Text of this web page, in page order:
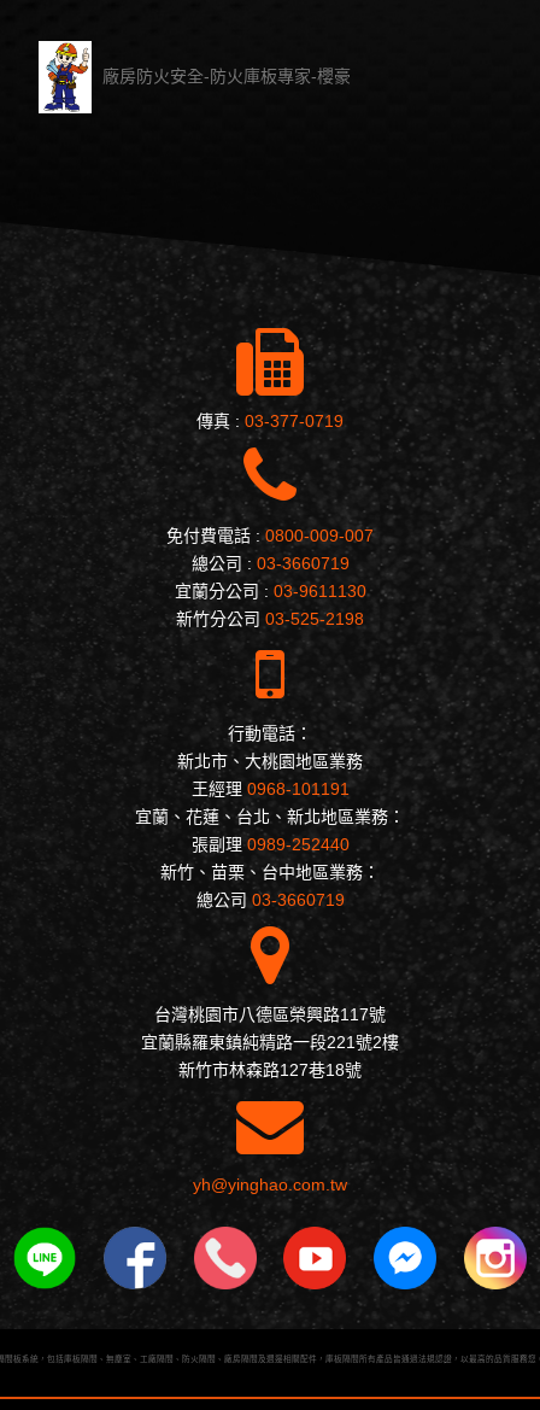
廠房防火安全-防火庫板專家-櫻豪
傳真 : 03-377-0719
免付費電話 :0800-009-007
總公司 : 03-3660719
宜蘭分公司 : 03-9611130
新竹分公司 03-525-2198
行動電話：
新北市、大桃園地區業務
王經理 0968-101191
宜蘭、花蓮、台北、新北地區業務：
張副理0989-252440
新竹、苗栗、台中地區業務：
總公司 03-3660719
台灣桃園市八德區榮興路117號
宜蘭縣羅東鎮純精路一段221號2樓
新竹市林森路127巷18號
yh@yinghao.com.tw
間板系統，包括庫板隔間、無塵室、工廠隔間、防火隔間、廠房隔間及週邊相關配件，庫板隔間所有產品皆通過法規認證，以最高的品質服務